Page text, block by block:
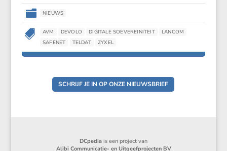
 NIEUWS
 AVM DEVOLO DIGITALE SOEVEREINITEIT
LANCOM
SAFENET
TELDAT ZYXEL
SCHRIJF JE IN OP ONZE NIEUWSBRIEF
DCpedia is een project van
Alibi Communicatie- en Uitgeefprojecten BV